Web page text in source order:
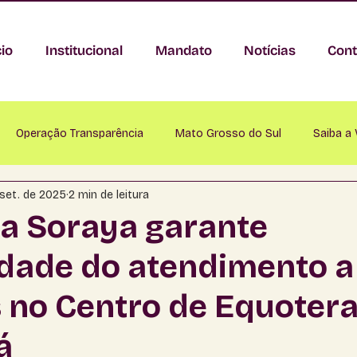
Institucional Mandato Notícias
Operação Transparência Mato Grosso do Sul Saiba a
Anaurilândia
Bataguassu Baytaporã Bela Vista Bodoquena
Cassilândia
Soraya garante
do atendimento a
Centro de
de 2025 2 min de leitura